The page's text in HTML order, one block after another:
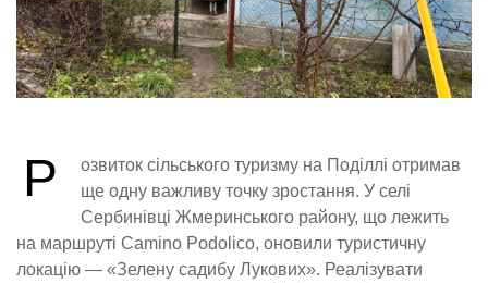
Р
озвиток сільського туризму на Поділлі отримав
ще одну важливу точку зростання. У селі
Сербинівці Жмеринського району, що лежить
на маршруті Camino Podolico, оновили туристичну
локацію — «Зелену садибу Лукових». Реалізувати